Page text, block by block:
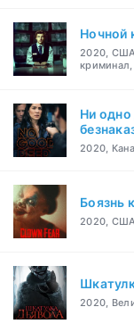
Ночной
2020,
криминал,
Ни одно
2020,
Боязнь
2020,
2020,